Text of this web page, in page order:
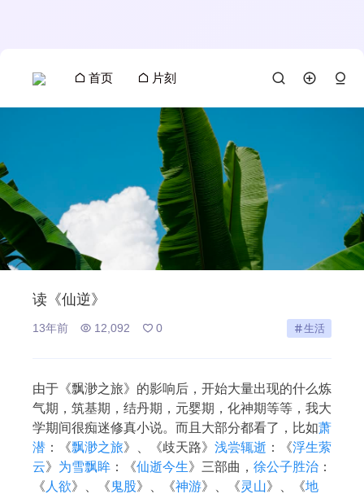
首页 片刻
读《仙逆》
13年前 12,092 0 生活
由于《飘渺之旅》的影响后，开始大量出现的什么炼
气期，筑基期，结丹期，元婴期，化神期等等，我大
学期间很痴迷修真小说。而且大部分都看了，比如萧
潜 ：《飘渺之旅》、《歧天路》 浅尝辄逝 ：《浮生萦
云》 为雪飘眸 ：《仙逝今生》三部曲， 徐公子胜治 ：
《 人欲》、《鬼股》、《神游》、《灵山》、《地